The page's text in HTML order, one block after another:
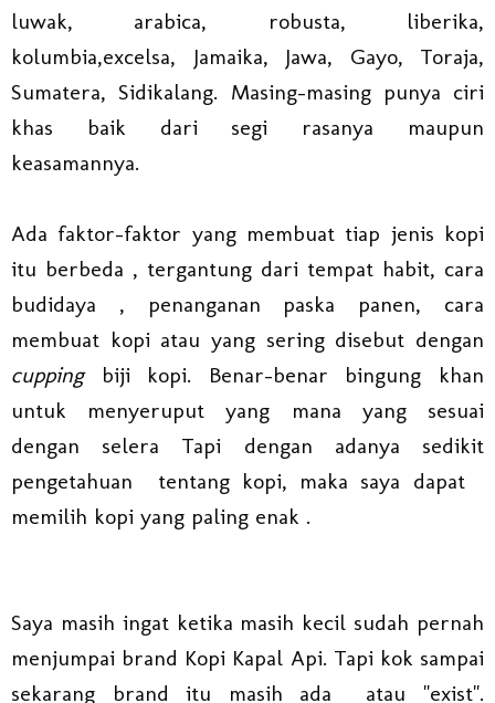
luwak, arabica, robusta, liberika,
kolumbia,excelsa, Jamaika, Jawa, Gayo, Toraja,
Sumatera, Sidikalang. Masing-masing punya ciri
khas baik dari segi rasanya maupun
keasamannya.
Ada faktor-faktor yang membuat tiap jenis kopi
itu berbeda , tergantung dari tempat habit, cara
budidaya , penanganan paska panen, cara
membuat kopi atau yang sering disebut dengan
cuppingbiji kopi. Benar-benar bingung khan
untuk menyeruput yang mana yang sesuai
dengan selera Tapi dengan adanya sedikit
pengetahuan tentang kopi, maka saya dapat
memilih kopi yang paling enak .
Saya masih ingat ketika masih kecil sudah pernah
menjumpai brand Kopi Kapal Api. Tapi kok sampai
sekarang brand itu masih ada atau "exist".